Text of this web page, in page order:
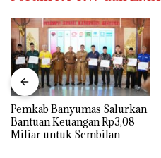
Pemkab Banyumas Salurkan
Bantuan Keuangan Rp3,08
Miliar untuk Sembilan